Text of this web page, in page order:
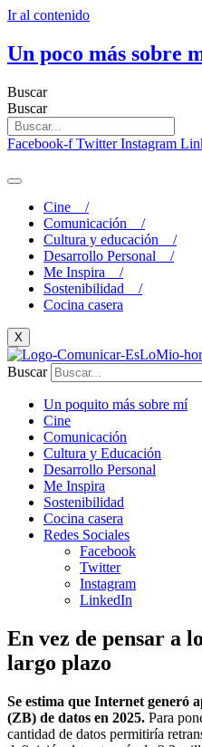
Ir al contenido
Un poco más sobre
Buscar
Buscar
Facebook-f Twitter Instagram
Cine /
Comunicación /
Cultura y educación /
Desarrollo Personal /
Me Inspira /
Sostenibilidad /
Cocina casera
X
Buscar
Un poquito más sobre mí
Cine
Comunicación
Cultura y Educación
Desarrollo Personal
Me Inspira
Sostenibilidad
Cocina casera
Redes Sociales
Facebook
Twitter
Instagram
LinkedIn
En vez de pensar a
largo plazo
Se estima que Internet generó
(ZB) de datos en 2025. Para
cantidad de datos permitiría